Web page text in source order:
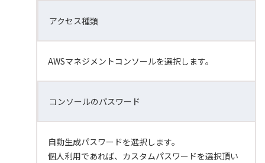
アクセス種類
AWSマネジメントコンソールを選択します。
コンソールのパスワード
自動生成パスワードを選択します。
個人利用であれば、カスタムパスワードを選択頂い